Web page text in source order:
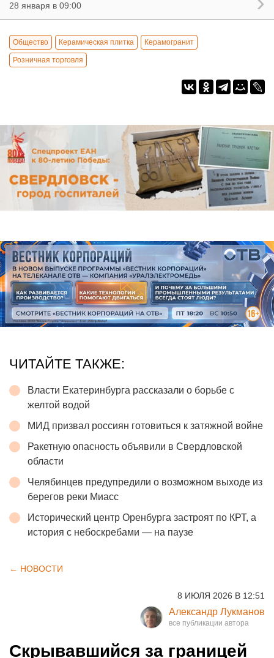
28 января в 09:00
Общество Керамическая плитка Керамогранит
Розничная торговля
ЧИТАЙТЕ ТАКЖЕ:
Власти Екатеринбурга рассказали о борьбе с
желтой водой
МИД призвал россиян готовиться к затяжной войне
Ракетную опасность объявили в Свердловской
области
Челябинцев предупредили о возможном выходе из
берегов реки Миасс
Исторический центр Оренбурга застроят по КРТ, а
история с небоскребами — на паузе
← НОВОСТИ
8 ИЮЛЯ 2026 В 12:51
Александр Лукманов
Скрывавшийся за границей